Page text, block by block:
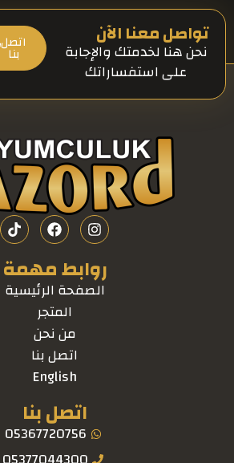
تواصل معنا الآن
نحن هنا لخدمتك والإجابة
على استفساراتك
اتصل
بنا
روابط مهمة
الصفحة الرئيسية
المتجر
من نحن
اتصل بنا
English
اتصل بنا
05367720756